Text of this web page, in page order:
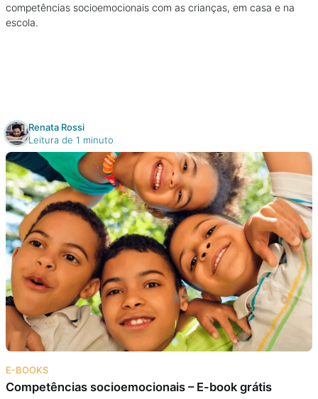
Colunas
Cursos On line
E-Books
Eventos
Podcast
Assine
Taba na Escola
competências socioemocionais com as crianças, em casa e na
escola.
Renata Rossi
Leitura de 1 minuto
E-BOOKS
Competências socioemocionais – E-book grátis